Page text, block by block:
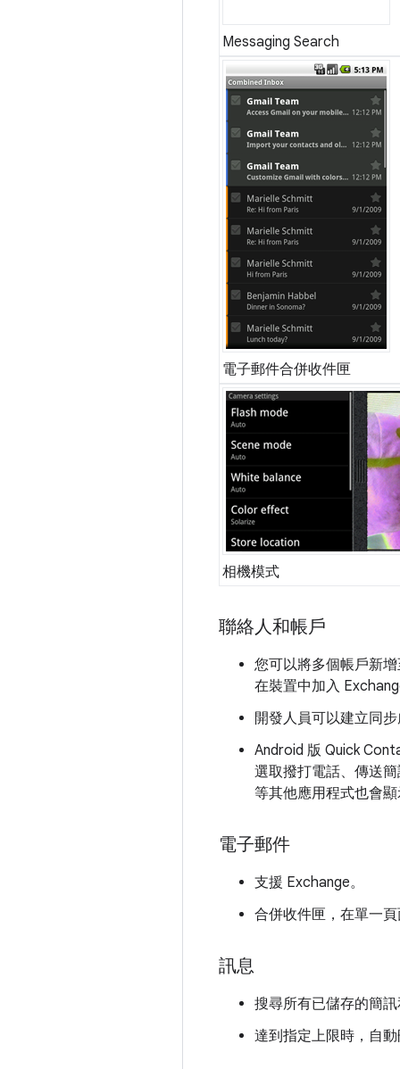
Messaging Search
電子郵件合併收件匣
相機模式
聯絡人和帳戶
您可以將多個帳戶新
在裝置中加入
開發人員可以建立同
Android 版 Quick
選取撥打電話、傳送
等其他應用程式也會
電子郵件
支援 Exchange。
合併收件匣，在單一
訊息
搜尋所有已儲存的簡
達到指定上限時，自